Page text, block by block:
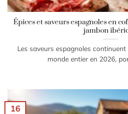
Épices et saveurs espagnoles en
jambon
Les saveurs espagnoles continuent
monde entier en 2026,
16